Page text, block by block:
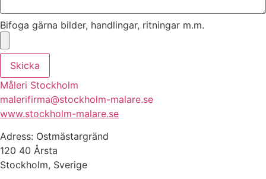
Bifoga gärna bilder, handlingar, ritningar m.m.
Skicka
Måleri Stockholm
malerifirma@stockholm-malare.se
www.stockholm-malare.se
Adress: Ostmästargränd
120 40 Årsta
Stockholm, Sverige